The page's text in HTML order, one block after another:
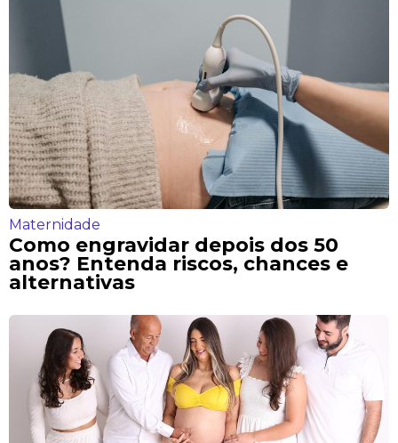
Maternidade
Como engravidar depois dos 50
anos? Entenda riscos, chances e
alternativas